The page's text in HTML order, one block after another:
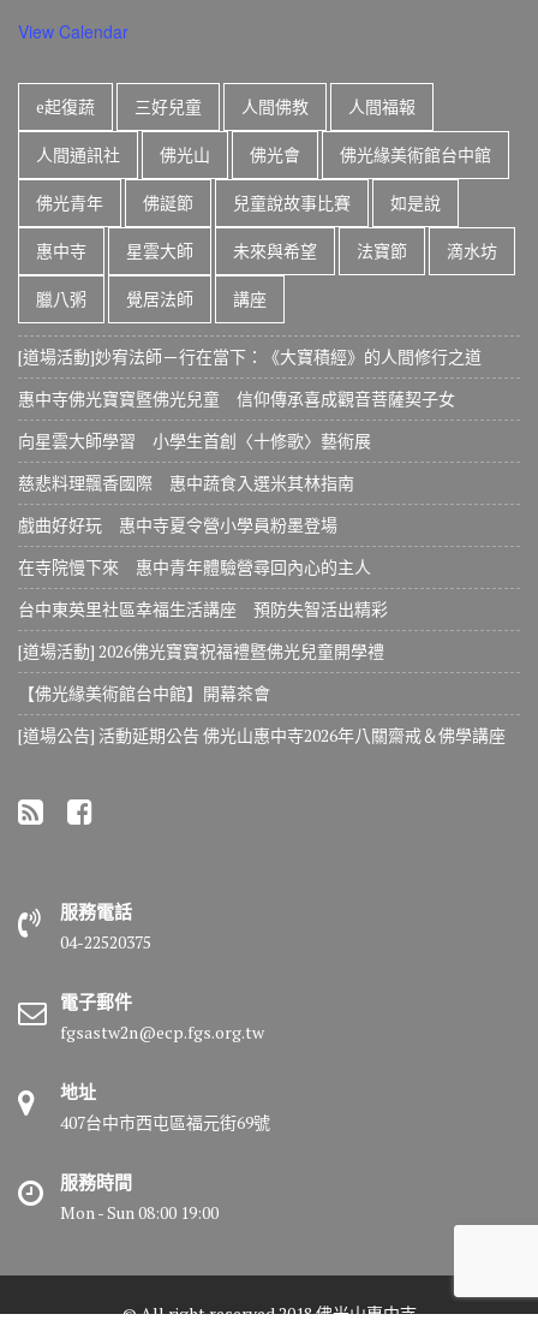
View Calendar
e起復蔬 三好兒童 人間佛教 人間福報
人間通訊社 佛光山 佛光會 佛光緣美術館台中館
佛光青年 佛誕節 兒童說故事比賽 如是說
惠中寺 星雲大師 未來與希望 法寶節 滴水坊
臘八粥 覺居法師 講座
[道場活動]妙宥法師－行在當下：《大寶積經》的人間修行之道
惠中寺佛光寶寶暨佛光兒童 信仰傳承喜成觀音菩薩契子女
向星雲大師學習 小學生首創〈十修歌〉藝術展
慈悲料理飄香國際 惠中蔬食入選米其林指南
戲曲好好玩 惠中寺夏令營小學員粉墨登場
在寺院慢下來 惠中青年體驗營尋回內心的主人
台中東英里社區幸福生活講座 預防失智活出精彩
[道場活動] 2026佛光寶寶祝福禮暨佛光兒童開學禮
【佛光緣美術館台中館】開幕茶會
[道場公告] 活動延期公告 佛光山惠中寺2026年八關齋戒＆佛學講座
服務電話
04-22520375
電子郵件
fgsastw2n@ecp.fgs.org.tw
地址
407台中市西屯區福元街69號
服務時間
Mon - Sun 08:00 19:00
© All right reserved 2018 佛光山惠中寺